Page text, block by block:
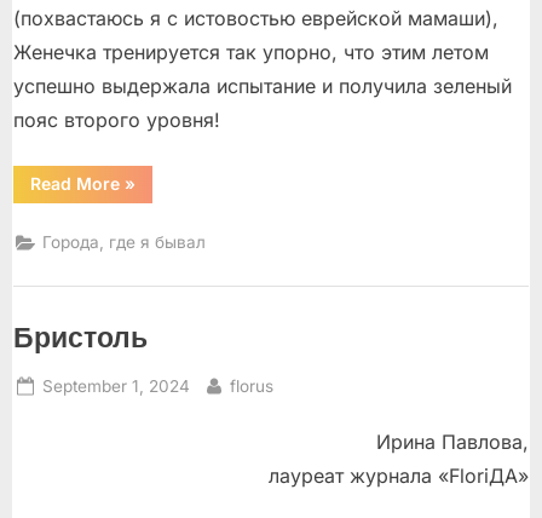
(похвастаюсь я с истовостью еврейской мамаши),
Женечка тренируeтся так упорно, что этим летом
успешно выдержала испытание и получила зеленый
пояс второго уровня!
Read More“Милфорд
–
силы”
»
Города, где я бывал
Бристоль
Posted
September 1, 2024 By
florus
Ирина Павлова,
лауреат журнала «FloriДА»